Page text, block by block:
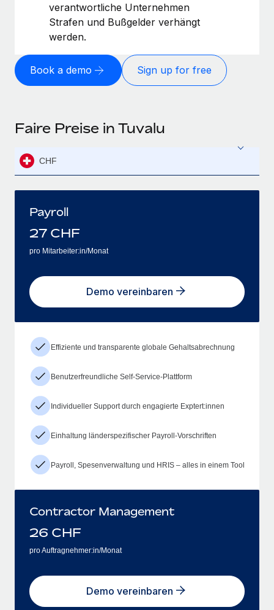
verantwortliche Unternehmen
Strafen und Bußgelder verhängt
werden.
Book a demo Sign up for free
Faire Preise in Tuvalu
CHF
Payroll
27 CHF
pro Mitarbeiter:in/Monat
Demo vereinbaren
Effiziente und transparente globale Gehaltsabrechnung
Benutzerfreundliche Self-Service-Plattform
Individueller Support durch engagierte Exptert:innen
Einhaltung länderspezifischer Payroll-Vorschriften
Payroll, Spesenverwaltung und HRIS – alles in einem Tool
Contractor Management
26 CHF
pro Auftragnehmer:in/Monat
Demo vereinbaren